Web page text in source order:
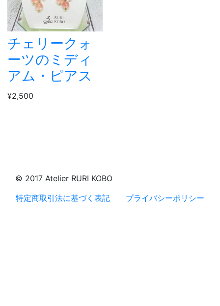
チェリークォ
ーツのミディ
アム・ピアス
¥2,500
© 2017 Atelier RURI KOBO
特定商取引法に基づく表記
プライバシーポリシー